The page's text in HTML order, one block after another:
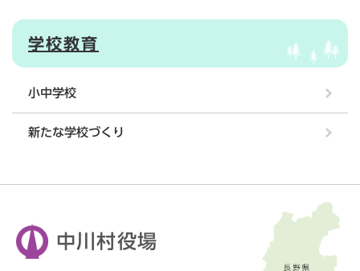
学校教育
小中学校
新たな学校づくり
中川村役場